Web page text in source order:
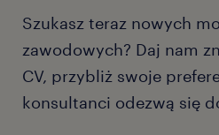
Szukasz teraz nowych
zawodowych? Daj nam
CV, przybliż swoje
konsultanci odezwą się